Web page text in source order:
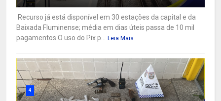
Recurso já está disponível em 30 estações da capital e da
Baixada Fluminense; média em dias úteis passa de 10 mil
pagamentos O uso do Pix p...
Leia Mais
4